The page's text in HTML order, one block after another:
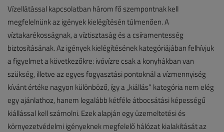
Vízellátással kapcsolatban három fő szempontnak kell
megfelelnünk az igények kielégítésén túlmenően. A
víztakarékosságnak, a víztisztaság és a csíramentesség
biztosításának. Az igények kielégítésének kategóriájában felhívjuk
a figyelmet a következőkre: ivóvízre csak a konyhákban van
szükség, illetve az egyes fogyasztási pontoknál a vízmennyiség
kívánt értéke nagyon különböző, így a „kiállás” kategória nem elég
egy ajánlathoz, hanem legalább kétféle átbocsátási képességű
kiállással kell számolni. Ezek alapján egy üzemeltetési és
környezetvédelmi igényeknek megfelelő hálózat kialakítását az